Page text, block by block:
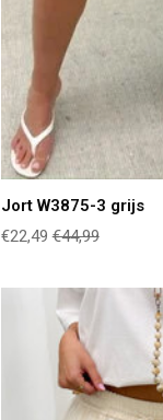
Jort W3875-3 grijs
€22,49 €44,99